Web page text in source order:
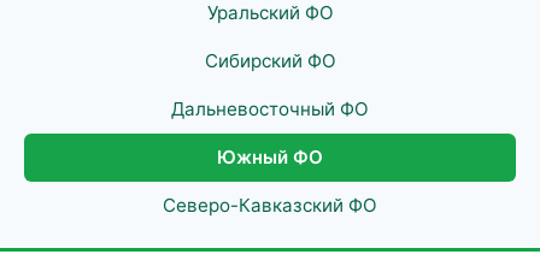
Уральский ФО
Сибирский ФО
Дальневосточный ФО
Южный ФО
Северо-Кавказский ФО